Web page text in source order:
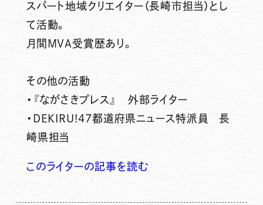
スパート地域クリエイター（長崎市担当）とし
て活動。
月間MVA受賞歴あり。
その他の活動
・『ながさきプレス』 外部ライター
・DEKIRU!47都道府県ニュース特派員 長
崎県担当
このライターの記事を読む